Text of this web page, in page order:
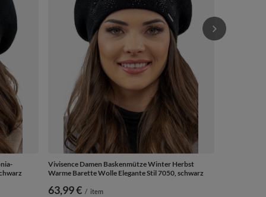
Vivisence Damen Baskenmütze Winter Herbst
Warme Barette Wolle Elegante Stil 7050, schwarz
63,99 € / item